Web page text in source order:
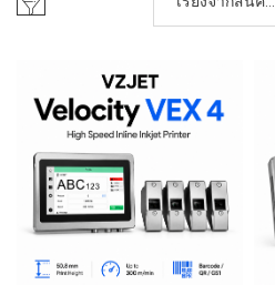
ใหม่-เก่า